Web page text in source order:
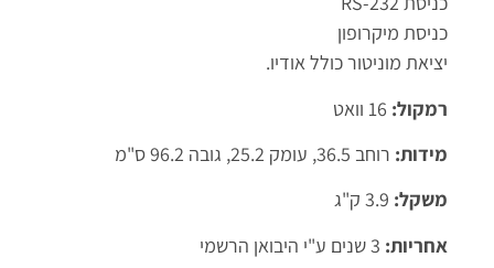
כניסת מיקרופון
יציאת מוניטור כולל אודיו.
רמקול:
מידות: רוחב 36.5, עומק 25.2, גובה 96.2 ס"מ
משקל: 3.9 ק"ג
אחריות: